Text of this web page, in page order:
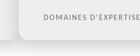
DOMAINES D'EXPERTISE